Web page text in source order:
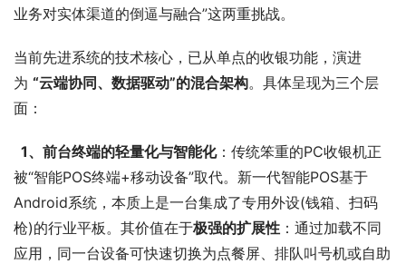
业务对实体渠道的倒逼与融合”这两重挑战。
当前先进系统的技术核心，已从单点的收银功能，演进
为 “云端协同、数据驱动”的混合架构。具体呈现为三个层
面：
1、前台终端的轻量化与智能化：传统笨重的PC收银机正
被“智能POS终端+移动设备”取代。新一代智能POS基于
Android系统，本质上是一台集成了专用外设(钱箱、扫码
枪)的行业平板。其价值在于极强的扩展性 ：通过加载不同
应用，同一台设备可快速切换为点餐屏、排队叫号机或自助